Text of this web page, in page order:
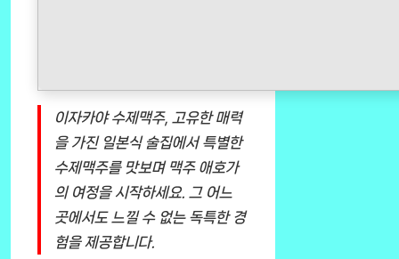
이자카야 수제맥주, 고유한 매력
을 가진 일본식 술집에서 특별한
수제맥주를 맛보며 맥주 애호가
의 여정을 시작하세요. 그 어느
곳에서도 느낄 수 없는 독특한 경
험을 제공합니다.